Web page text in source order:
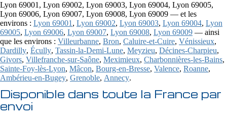
Lyon 69001, Lyon 69002, Lyon 69003, Lyon 69004, Lyon 69005,
Lyon 69006, Lyon 69007, Lyon 69008, Lyon 69009 — et les
environs : Lyon 69001 , Lyon 69002, Lyon 69003, Lyon 69004, Lyon
69005, Lyon 69006, Lyon 69007, Lyon 69008, Lyon 69009 — ainsi
que les environs : Villeurbanne, Bron, Caluire-et-Cuire, Vénissieux,
Dardilly, Écully, Tassin-la-Demi-Lune, Meyzieu, Décines-Charpieu,
Givors, Villefranche-sur-Saône, Meximieux, Charbonnières-les-Bains,
Sainte-Foy-lès-Lyon, Mâcon, Bourg-en-Bresse, Valence, Roanne,
Ambérieu-en-Bugey, Grenoble, Annecy.
Disponible dans toute la France par
envoi